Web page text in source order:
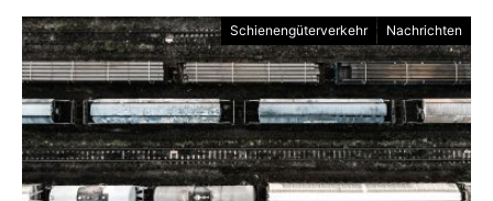
Schienengüterverkehr Nachrichten